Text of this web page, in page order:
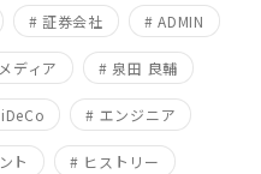
# 証券会社 # ADMIN
ディア # 泉田 良輔
# エンジニア
ト # ヒストリー